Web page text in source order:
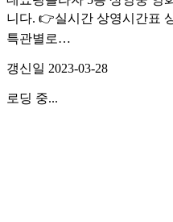
니다. 👉실시간 상영시간표
특관별로…
갱신일 2023-03-28
로딩 중...